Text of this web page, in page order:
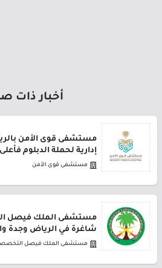
أخبار ذات
مستشفى قوى الأمن
إدارية لحملة الدبلوم فأعلى
مستشفى قوى الأمن
مستشفى الملك فيصل
شاغرة في الرياض وجدة
مستشفى الملك فيصل